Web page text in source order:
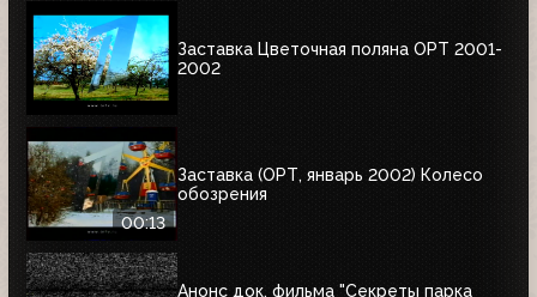
Заставка Цветочная поляна ОРТ 2001-
2002
00:13
Заставка (ОРТ, январь 2002) Колесо
обозрения
Анонс док. фильма "Секреты парка